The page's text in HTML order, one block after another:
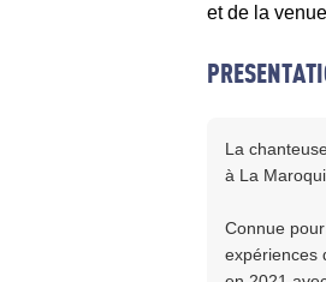
et de la
La
à La
Connue
expériences